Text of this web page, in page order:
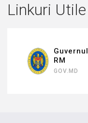
Linkuri Utile
Guvernul
RM
GOV.MD